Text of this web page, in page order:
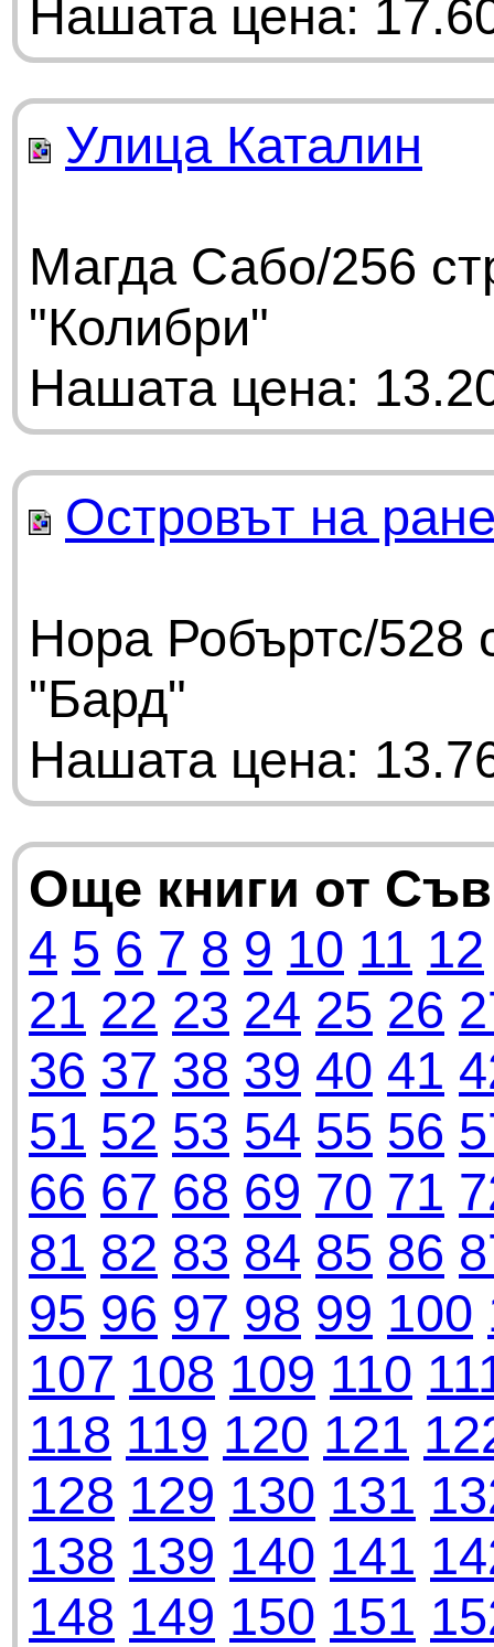
Нашата цена:
Улица Каталин
Магда Сабо/256
"Колибри"
Нашата цена:
Островът на
Нора Робъртс/528
"Бард"
Нашата цена:
Още книги от
4 5 6 7 8 9 10 11 12
21 22 23 24 25 26
36 37 38 39 40 41
51 52 53 54 55 56
66 67 68 69 70 71
81 82 83 84 85 86
95 96 97 98 99 100
107 108 109 110
118 119 120 121
128 129 130 131
138 139 140 141
148 149 150 151